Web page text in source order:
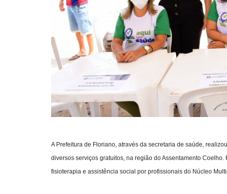
A Prefeitura de Floriano, através da secretaria de saúde,
diversos serviços gratuitos, na região do Assentamento
fisioterapia e assistência social por profissionais do Núcleo